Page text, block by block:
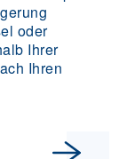
oder
Ihrer
Ihren